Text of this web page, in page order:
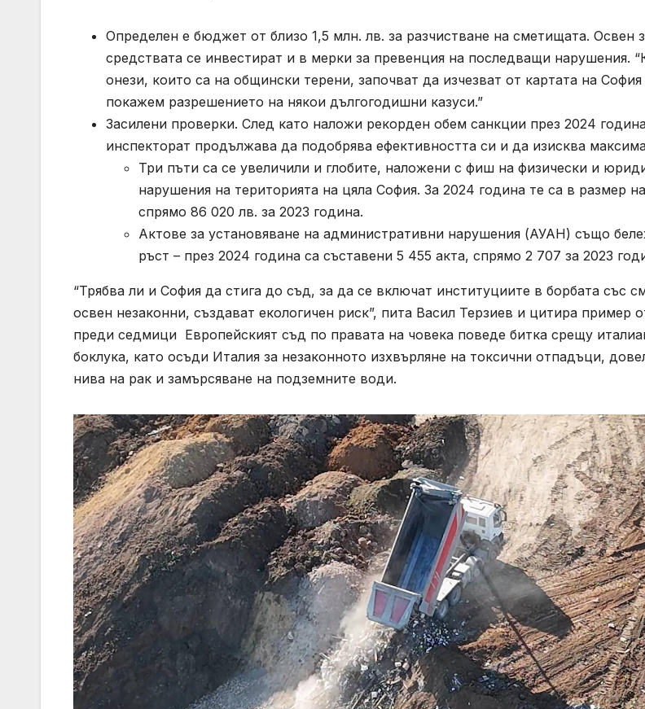
Определен е бюджет от близо 1,5 млн. лв. за разчистване на сметищата. Освен
средствата се инвестират и в мерки за превенция на последващи нарушения.
онези, които са на общински терени, започват да изчезват от картата на
покажем разрешението на някои дългогодишни казуси.”
Засилени проверки. След като наложи рекорден обем санкции през 2024
инспекторат продължава да подобрява ефективността си и да изисква
Три пъти са се увеличили и глобите, наложени с фиш на физически и
нарушения на територията на цяла София. За 2024 година те са в размер
спрямо 86 020 лв. за 2023 година.
Актове за установяване на административни нарушения (АУАН) също
ръст – през 2024 година са съставени 5 455 акта, спрямо 2 707 за 2023
“Трябва ли и София да стига до съд, за да се включат институциите в борбата със
освен незаконни, създават екологичен риск”, пита Васил Терзиев и цитира пример
преди седмици Европейският съд по правата на човека поведе битка срещу
боклука, като осъди Италия за незаконното изхвърляне на токсични отпадъци,
нива на рак и замърсяване на подземните води.​​